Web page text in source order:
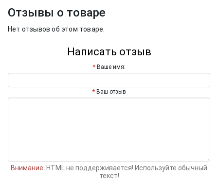
Отзывы о товаре
Нет отзывов об этом товаре.
Написать отзыв
Ваше имя:
Ваш отзыв
Внимание: HTML не поддерживается! Используйте обычный
текст!